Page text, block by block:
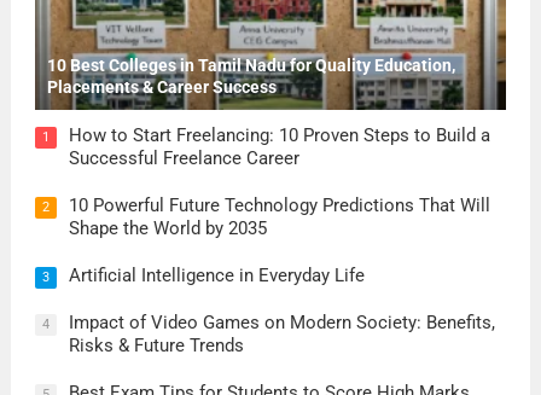
10 Best Colleges in Tamil Nadu for Quality Education,
Placements & Career Success
1
How to Start Freelancing: 10 Proven Steps to Build a
Successful Freelance Career
2
10 Powerful Future Technology Predictions That Will
Shape the World by 2035
3 Artificial Intelligence in Everyday Life
4
Impact of Video Games on Modern Society: Benefits,
Risks & Future Trends